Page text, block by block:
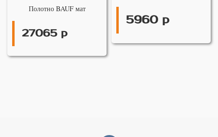
Полотно BAUF мат
27065 р
5960 р